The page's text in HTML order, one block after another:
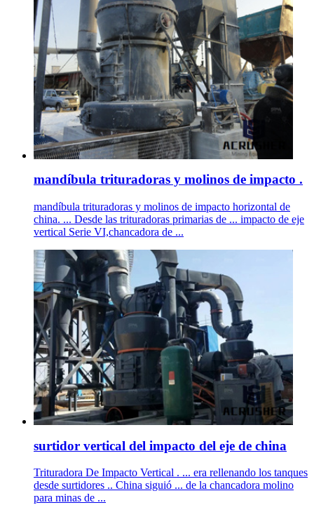
mandíbula trituradoras y molinos de impacto .
mandíbula trituradoras y molinos de impacto horizontal de
china. ... Desde las trituradoras primarias de ... impacto de eje
vertical Serie VI,chancadora de ...
surtidor vertical del impacto del eje de china
Trituradora De Impacto Vertical . ... era rellenando los tanques
desde surtidores .. China siguió ... de la chancadora molino
para minas de ...